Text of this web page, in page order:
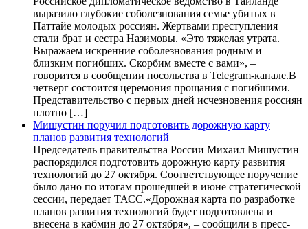
выразило глубокие соболезнования семье убитых в
Паттайе молодых россиян. Жертвами преступления
стали брат и сестра Назимовы. «Это тяжелая утрата.
Выражаем искренние соболезнования родным и
близким погибших. Скорбим вместе с вами», –
говорится в сообщении посольства в Telegram-канале.В
четверг состоится церемония прощания с погибшими.
Представительство с первых дней исчезновения россиян
плотно […]
Мишустин поручил подготовить дорожную карту
планов развития технологий
Председатель правительства России Михаил Мишустин
распорядился подготовить дорожную карту развития
технологий до 27 октября. Соответствующее поручение
было дано по итогам прошедшей в июне стратегической
сессии, передает ТАСС.«Дорожная карта по разработке
планов развития технологий будет подготовлена и
внесена в кабмин до 27 октября», – сообщили в пресс-